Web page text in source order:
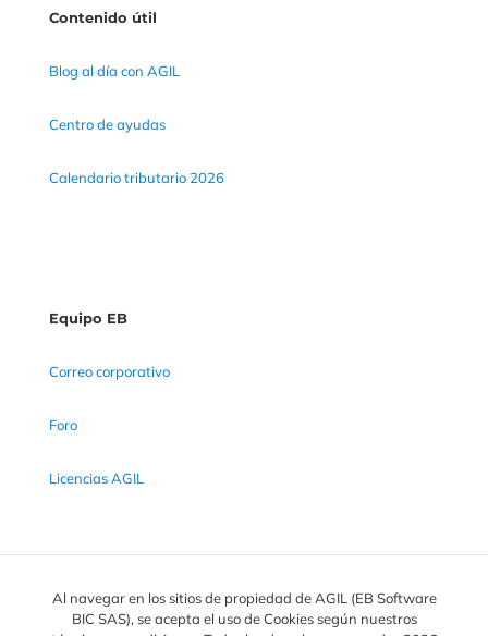
Contenido útil
Blog al día con AGIL
Centro de ayudas
Calendario tributario 2026
Equipo EB
Correo corporativo
Foro
Licencias AGIL
Al navegar en los sitios de propiedad de AGIL (EB Software
BIC SAS), se acepta el uso de Cookies según nuestros